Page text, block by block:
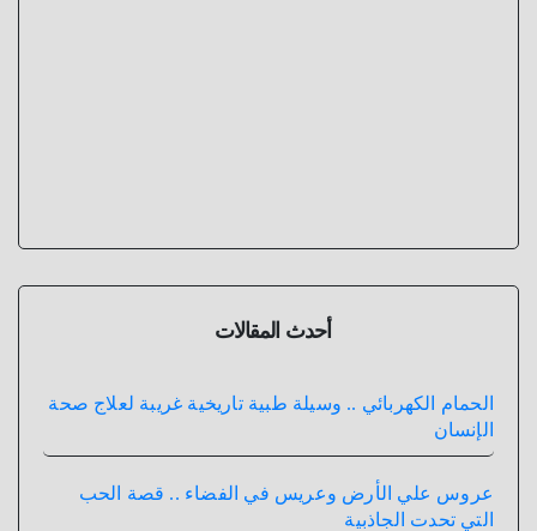
أحدث المقالات
الحمام الكهربائي .. وسيلة طبية تاريخية غريبة لعلاج صحة
الإنسان
عروس علي الأرض وعريس في الفضاء .. قصة الحب
التي تحدت الجاذبية